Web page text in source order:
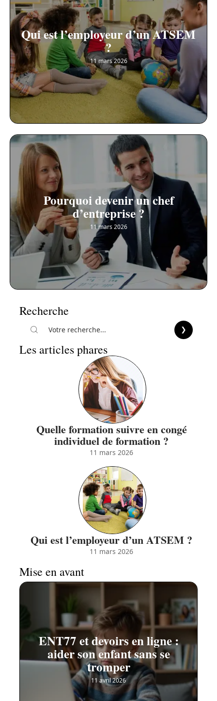
Qui est l’employeur d’un ATSEM
?
11 mars 2026
Pourquoi devenir un chef
d’entreprise ?
11 mars 2026
Recherche
Les articles phares
Quelle formation suivre en congé
individuel de formation ?
11 mars 2026
Qui est l’employeur d’un ATSEM ?
11 mars 2026
Mise en avant
ENT77 et devoirs en ligne :
aider son enfant sans se
tromper
11 avril 2026